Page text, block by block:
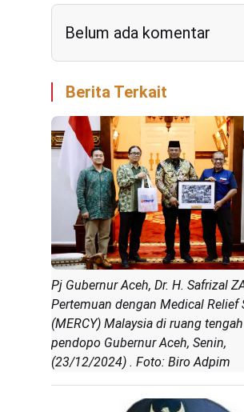
Belum ada komentar
Berita Terkait
Pj Gubernur Aceh, Dr. H. Safrizal
Pertemuan dengan Medical Relief
(MERCY) Malaysia di ruang tengah
pendopo Gubernur Aceh, Senin,
(23/12/2024) . Foto: Biro Adpim